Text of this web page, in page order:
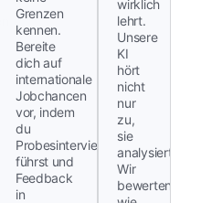
Grenzen
kennen.
Bereite
dich auf
internationale
Jobchancen
vor, indem
du
Probesinterviews
führst und
Feedback
in
wirklich
lehrt.
Unsere
KI
hört
nicht
nur
zu,
sie
analysiert.
Wir
bewerten,